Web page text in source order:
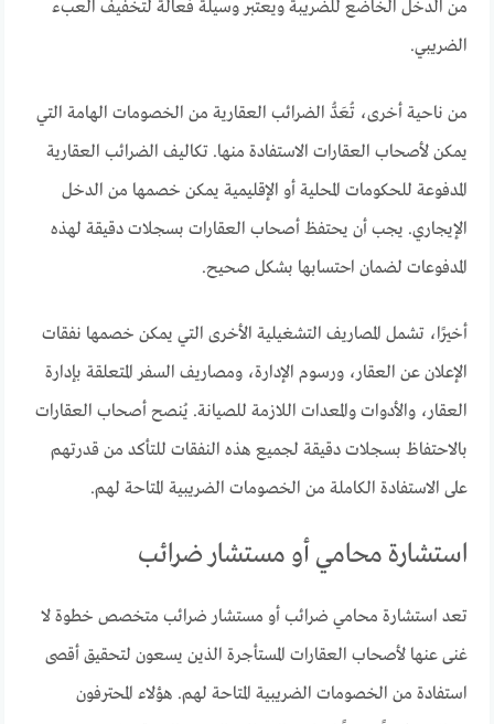
من الدخل الخاضع للضريبة ويعتبر وسيلة فعالة لتخفيف العبء
الضريبي.
من ناحية أخرى، تُعَدُّ الضرائب العقارية من الخصومات الهامة التي
يمكن لأصحاب العقارات الاستفادة منها. تكاليف الضرائب العقارية
المدفوعة للحكومات المحلية أو الإقليمية يمكن خصمها من الدخل
الإيجاري. يجب أن يحتفظ أصحاب العقارات بسجلات دقيقة لهذه
المدفوعات لضمان احتسابها بشكل صحيح.
أخيرًا، تشمل المصاريف التشغيلية الأخرى التي يمكن خصمها نفقات
الإعلان عن العقار، ورسوم الإدارة، ومصاريف السفر المتعلقة بإدارة
العقار، والأدوات والمعدات اللازمة للصيانة. يُنصح أصحاب العقارات
بالاحتفاظ بسجلات دقيقة لجميع هذه النفقات للتأكد من قدرتهم
على الاستفادة الكاملة من الخصومات الضريبية المتاحة لهم.
استشارة محامي أو مستشار ضرائب
تعد استشارة محامي ضرائب أو مستشار ضرائب متخصص خطوة لا
غنى عنها لأصحاب العقارات المستأجرة الذين يسعون لتحقيق أقصى
استفادة من الخصومات الضريبية المتاحة لهم. هؤلاء المحترفون